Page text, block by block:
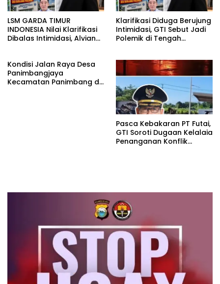
LSM GARDA TIMUR
INDONESIA Nilai Klarifikasi
Dibalas Intimidasi, Alvian
KUHAP pasal 108 ayat 1
Klarifikasi Diduga Berujung
Intimidasi, GTI Sebut Jadi
Polemik di Tengah
Kondisi Jalan Raya Desa
Panimbangjaya
Kecamatan Panimbang di
Pasca Kebakaran PT Futai,
GTI Soroti Dugaan Kelalaia
Penanganan Konflik